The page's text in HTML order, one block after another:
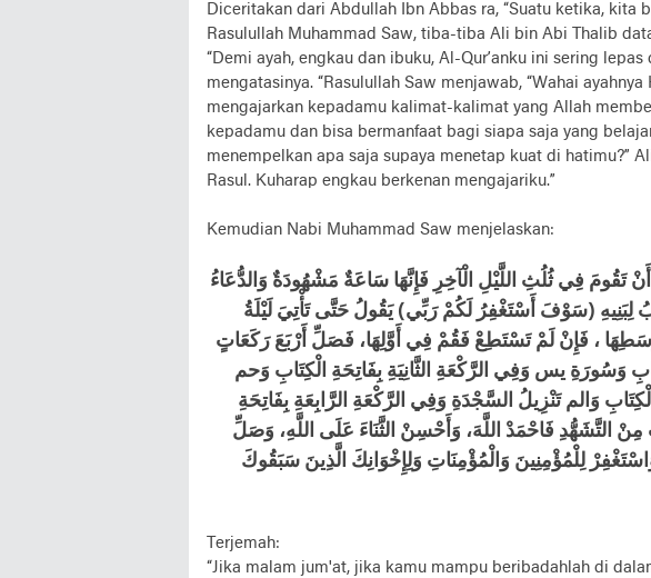
Diceritakan dari Abdullah Ibn Abbas ra, “Suatu ketika, kita
Rasulullah Muhammad Saw, tiba-tiba Ali bin Abi Thalib
“Demi ayah, engkau dan ibuku, Al-Qur’anku ini sering
mengatasinya. “Rasulullah Saw menjawab, “Wahai
mengajarkan kepadamu kalimat-kalimat yang Allah
kepadamu dan bisa bermanfaat bagi siapa saja yang
menempelkan apa saja supaya menetap kuat di hatimu?”
Rasul. Kuharap engkau berkenan mengajariku.”
Kemudian Nabi Muhammad Saw menjelaskan:
تَقُومَ فِي ثُلُثِ اللَّيْلِ الْآخِرِ فَإِنَّهَا سَاعَةٌ مَشْهُودَةٌ وَالدُّعَاءُ
لِبَنِيهِ (سَوْفَ أَسْتَغْفِرُ لَكُمْ رَبِّي) يَقُولُ حَتَّى تَأْتِيَ لَيْلَةُ
، فَإِنْ لَمْ تَسْتَطِعْ فَقُمْ فِي أَوَّلِهَا، فَصَلِّ أَرْبَعَ رَكَعَاتٍ
وَسُورَةِ يس وَفِي الرَّكْعَةِ الثَّانِيَةِ بِفَاتِحَةِ الْكِتَابِ وَحم
وَالم تَنْزِيلُ السَّجْدَةِ وَفِي الرَّكْعَةِ الرَّابِعَةِ بِفَاتِحَةِ
التَّشَهُّدِ فَاحْمَدْ اللَّهَ، وَأَحْسِنْ الثَّنَاءَ عَلَى اللَّهِ، وَصَلِّ
لِلْمُؤْمِنِينَ وَالْمُؤْمِنَاتِ وَلِإِخْوَانِكَ الَّذِينَ سَبَقُوكَ
Terjemah:
“Jika malam jum'at, jika kamu mampu beribadahlah di